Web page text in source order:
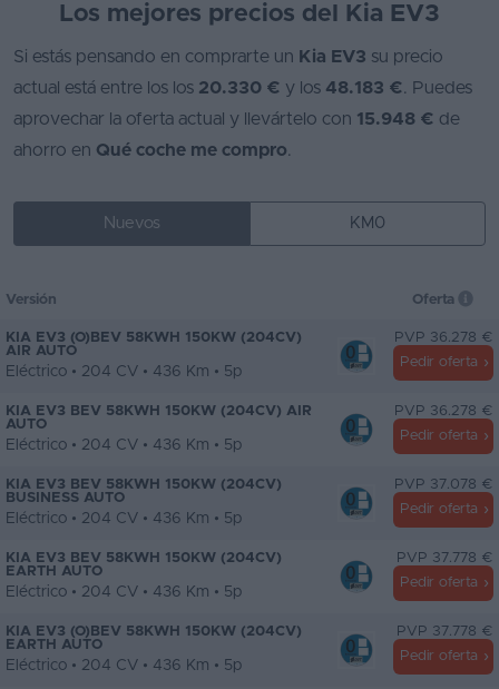
Los mejores precios del Kia EV3
Si estás pensando en comprarte un Kia EV3 su precio
actual está entre los los 20.330 € y los 48.183 €. Puedes
aprovechar la oferta actual y llevártelo con 15.948 € de
ahorro en Qué coche me compro.
Nuevos KM0
Versión Oferta
KIA EV3 (O)BEV 58KWH 150KW (204CV)
AIR AUTO
Eléctrico • 204 CV • 436 Km • 5p
PVP 36.278 €
Pedir oferta
KIA EV3 BEV 58KWH 150KW (204CV) AIR
AUTO
Eléctrico • 204 CV • 436 Km • 5p
PVP 36.278 €
Pedir oferta
KIA EV3 BEV 58KWH 150KW (204CV)
BUSINESS AUTO
Eléctrico • 204 CV • 436 Km • 5p
PVP 37.078 €
Pedir oferta
KIA EV3 BEV 58KWH 150KW (204CV)
EARTH AUTO
Eléctrico • 204 CV • 436 Km • 5p
PVP 37.778 €
Pedir oferta
KIA EV3 (O)BEV 58KWH 150KW (204CV)
EARTH AUTO
Eléctrico • 204 CV • 436 Km • 5p
PVP 37.778 €
Pedir oferta